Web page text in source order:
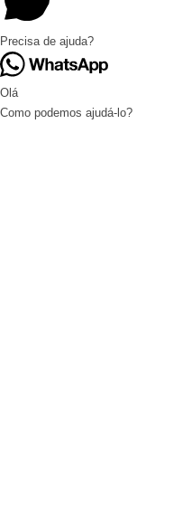
Precisa de ajuda?
Olá
Como podemos ajudá-lo?